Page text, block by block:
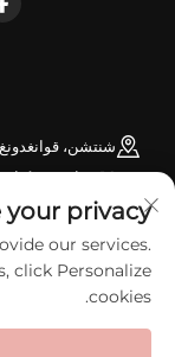
16، شارع شينكياو
+86-18948311339
[email protected]
your privacy
our services.
click Personalize
cookies.